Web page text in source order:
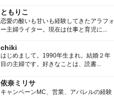
ともりこ
恋愛の酸いも甘いも経験してきたアラフォ
ー主婦ライター。現在は仕事と育児に...
chiki
はじめまして。1990年生まれ。結婚２年
目の主婦です。好きなことは、読書...
依奈ミリサ
キャンペーンMC、営業、アパレルの経験